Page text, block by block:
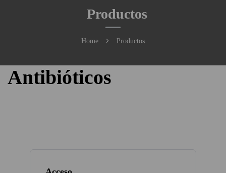
Productos
Home Productos
Antibióticos